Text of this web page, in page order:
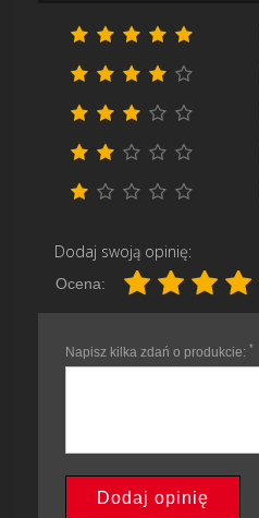
Dodaj swoją opinię:
Ocena:
Napisz kilka zdań o produkcie: *
Dodaj opinię